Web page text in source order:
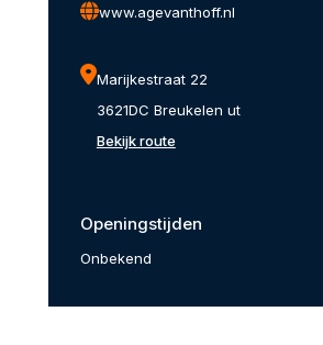
www.agevanthoff.nl
Marijkestraat 22
3621DC Breukelen ut
Bekijk route
Openingstijden
Onbekend